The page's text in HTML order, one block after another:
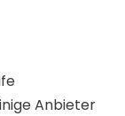
Anbieter